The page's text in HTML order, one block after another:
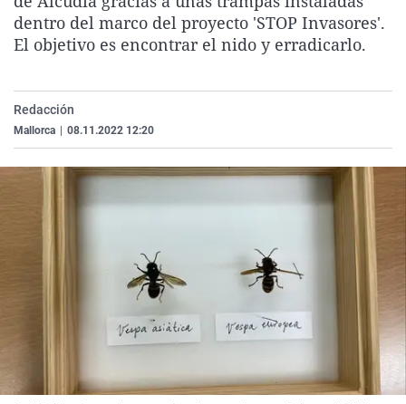
La rosa de los vientos
Gente viajera
Caso
Retornados
Extremadura
Galicia
Virales
Televisión
dentro del marco del proyecto 'STOP Invasores'.
El objetivo es encontrar el nido y erradicarlo.
Redacción
Mallorca 08.11.2022 12:20